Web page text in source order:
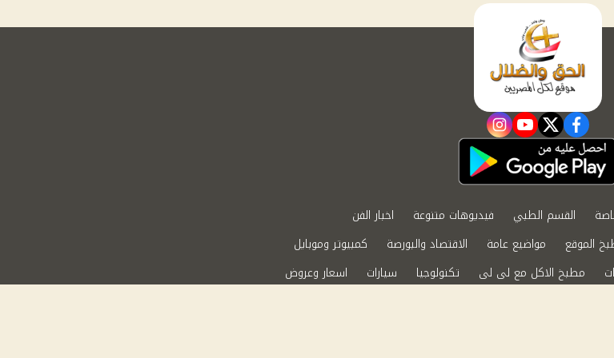
facebook
twitter
youtube
instagram
القسم الطبي فيديوهات متنوعة
اخبار الفن
الموقع مواضيع عامة الاقتصاد والبورصة
كمبيوتر وموبايل
مطبخ الاكل مع لى لى تكنولوجيا سيارات
اسعار وعروض